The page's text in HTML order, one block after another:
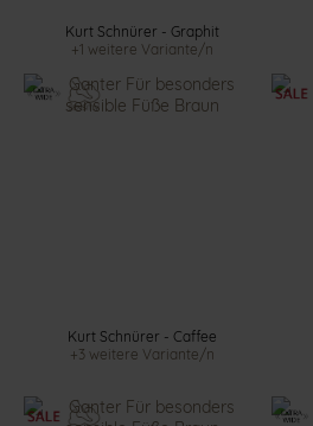
Kurt Schnürer - Graphit
+1 weitere Variante/n
Kurt Schnürer - Caffee
+3 weitere Variante/n